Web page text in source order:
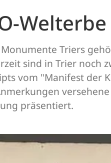
Triers
sind in Trier noch
vom "Manifest der
präsentiert.